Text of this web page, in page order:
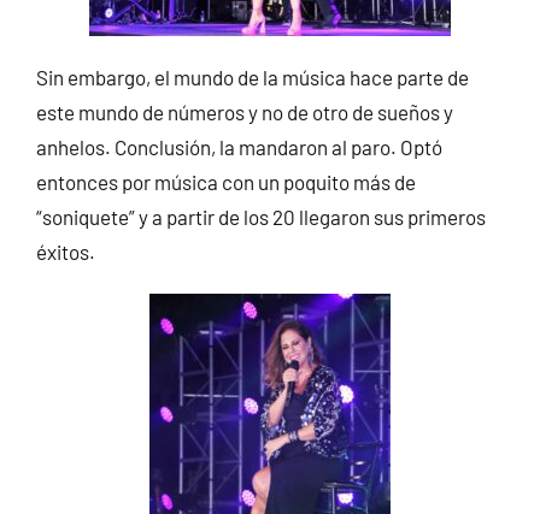
Sin embargo, el mundo de la música hace parte de
este mundo de números y no de otro de sueños y
anhelos. Conclusión, la mandaron al paro. Optó
entonces por música con un poquito más de
“soniquete” y a partir de los 20 llegaron sus primeros
éxitos.